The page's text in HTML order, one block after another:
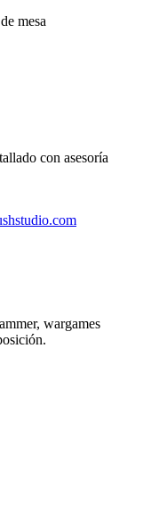
mesa
con asesoría
wargames